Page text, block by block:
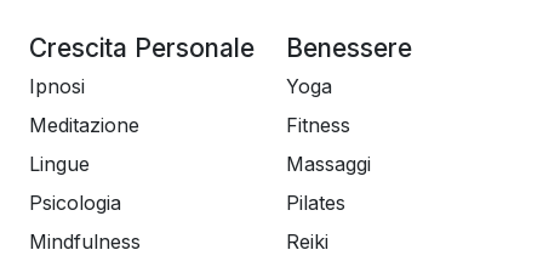
Crescita Personale
Ipnosi
Meditazione
Lingue
Psicologia
Mindfulness
Benessere
Yoga
Fitness
Massaggi
Pilates
Reiki